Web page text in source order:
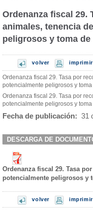
Ordenanza fiscal 29.
animales, tenencia
peligrosos y toma de
volver imprimir
Ordenanza fiscal 29. Tasa por
potencialmente peligrosos y toma
Ordenanza fiscal 29. Tasa por
potencialmente peligrosos y toma
Fecha de publicación: 31
DESCARGA DE
Ordenanza fiscal 29. Tasa
potencialmente peligrosos y
volver imprimir